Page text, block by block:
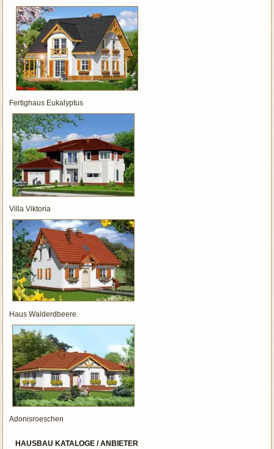
Fertighaus Eukalyptus
Villa Viktoria
Haus Walderdbeere.
Adonisroeschen
HAUSBAU KATALOGE / ANBIETER